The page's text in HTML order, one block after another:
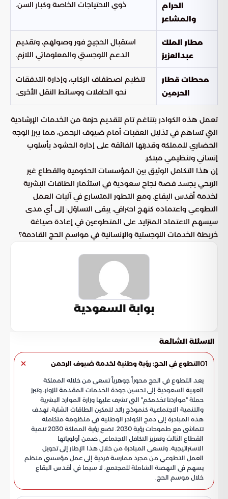
الحرام
والمشاعر
ذوي الاحتياجات الخاصة وكبار السن.
مطار الملك
عبدالعزيز
استقبال الحجيج فور وصولهم، وتقديم
الدعم اللوجستي والمعلوماتي اللازم.
محطات قطار
الحرمين
تنظيم اصطفاف الركاب، وإدارة التدفقات
نحو الحافلات ووسائط النقل الأخرى.
تعمل هذه الكوادر بتناغم تام لتقديم حزمة من الخدمات الإرشادية
التي تساهم في تذليل العقبات أمام ضيوف الرحمن، مما يبرز الوجه
الحضاري للمملكة وقدرتها الفائقة على إدارة الحشود بأسلوب
إنساني وتنظيمي مبتكر.
إن هذا التكامل الوثيق بين المؤسسات الحكومية والقطاع غير
الربحي يجسد قصة نجاح سعودية في استثمار الطاقات البشرية
لخدمة أقدس البقاع. ومع التطور المتسارع في آليات العمل
التطوعي واعتماده كنهج احترافي، يبقى التساؤل: إلى أي مدى
سيسهم الاعتماد المتزايد على المتطوعين في إعادة صياغة
خريطة الخدمات اللوجستية والإنسانية في مواسم الحج القادمة؟
بوابة السعودية
الاسئلة الشائعة
01التطوع في الحج: رؤية وطنية لخدمة ضيوف الرحمن
يعد التطوع في الحج محوراً جوهرياً تسعى من خلاله المملكة
العربية السعودية إلى تحسين جودة الخدمات المقدمة للزوار، وتبرز
حملة "مواردنا تخدمكم" التي تشرف عليها وزارة الموارد البشرية
والتنمية الاجتماعية كنموذج رائد لتمكين الطاقات الشابة. تهدف
هذه المبادرة إلى دمج الكوادر الوطنية في منظومة متكاملة
تتماشى مع طموحات رؤية 2030. تضع رؤية المملكة 2030 تنمية
القطاع الثالث وتعزيز التكافل الاجتماعي ضمن أولوياتها
الاستراتيجية. وتسعى المبادرة من خلال هذا الإطار إلى تحويل
العمل التطوعي من مجرد ممارسة فردية إلى عمل مؤسسي منظم
يسهم في النهضة الشاملة للمجتمع، لا سيما في أقدس البقاع
خلال موسم الحج.